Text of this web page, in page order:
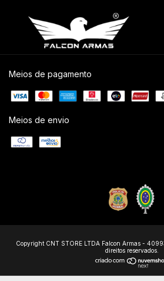
Meios de pagamento
Meios de envio
Copyright CNT STORE LTDA Falcon Armas -
direitos reservados.